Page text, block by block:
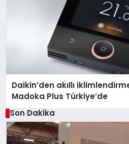
Daikin’den akıllı
Madoka Plus Türkiye’de
Son Dakika